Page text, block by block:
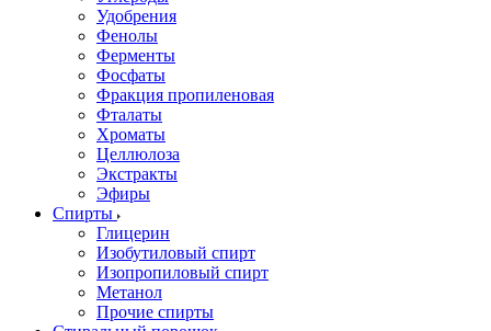
Удобрения
Фенолы
Ферменты
Фосфаты
Фракция пропиленовая
Фталаты
Хроматы
Целлюлоза
Экстракты
Эфиры
Спирты
Глицерин
Изобутиловый спирт
Изопропиловый спирт
Метанол
Прочие спирты